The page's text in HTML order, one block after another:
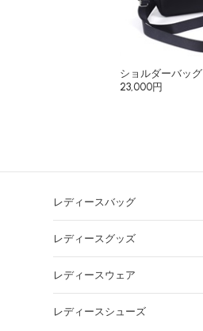
ショルダーバッグ
23,000円
レディースバッグ
レディースグッズ
レディースウェア
レディースシューズ